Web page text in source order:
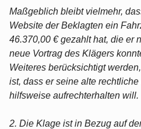
Maßgeblich bleibt vielmehr,
Website der Beklagten ein
46.370,00 € gezahlt hat, die er
neue Vortrag des Klägers
Weiteres berücksichtigt
ist, dass er seine alte
hilfsweise aufrechterhalten will.
2. Die Klage ist in Bezug auf